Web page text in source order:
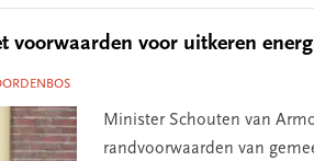
voorwaarden voor uitkeren
Minister Schouten van
randvoorwaarden van